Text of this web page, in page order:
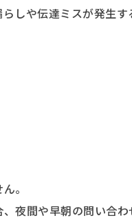
しや伝達ミスが発生す
。
夜間や早朝の問い合わ